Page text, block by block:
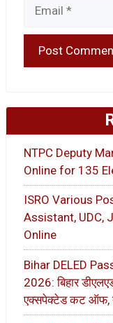
NTPC Deputy
Online for 135
ISRO Various
Assistant, UDC,
Online
Bihar DELED
2026: बिहार
एक्सपेक्टेड कट ऑफ,